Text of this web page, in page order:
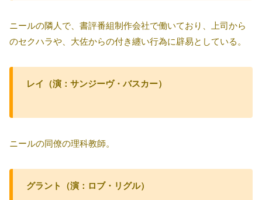
ニールの隣人で、書評番組制作会社で働いており、上司から
のセクハラや、大佐からの付き纏い行為に辟易としている。
レイ（演：サンジーヴ・バスカー）
ニールの同僚の理科教師。
グラント（演：ロブ・リグル）